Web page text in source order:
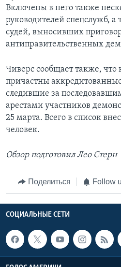
Включены в него также
руководителей спецслужб, а
судей, выносивших
антиправительственных
Чиверс сообщает также, что
причастны
следившие за
арестами участников
25 марта. Всего в список
человек.
Обзор подготовил Лео Стерн
Поделиться Follow
СОЦИАЛЬНЫЕ СЕТИ